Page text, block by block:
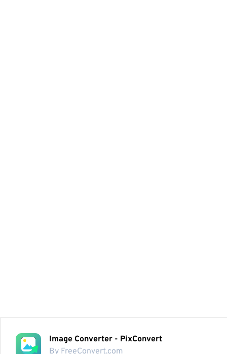
Image Converter - PixConvert
By FreeConvert.com